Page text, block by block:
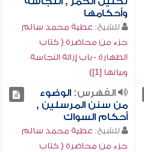
وأحكامها
للشيخ: عطية محمد سالم
جزء من محاضرة ( كتاب
الطهارة - باب إزالة النجاسة
وبيانها [1])
الفهرس:الوضوء
من سنن المرسلين ,
أحكام السواك
للشيخ: عطية محمد سالم
جزء من محاضرة ( كتاب